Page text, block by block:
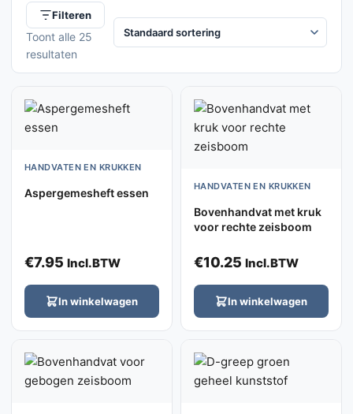
Filteren
Toont alle 25
resultaten
HANDVATEN EN KRUKKEN
Aspergemesheft essen
€7.95 Incl.BTW
In winkelwagen
HANDVATEN EN KRUKKEN
Bovenhandvat met kruk
voor rechte zeisboom
€10.25 Incl.BTW
In winkelwagen